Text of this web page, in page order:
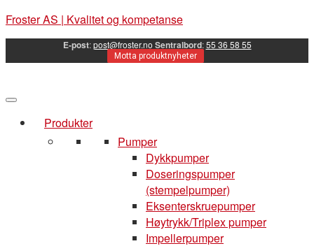
Froster AS | Kvalitet og kompetanse
E-post:post@froster.no Sentralbord:55 36 58 55
Motta produktnyheter
Produkter
Pumper
Dykkpumper
Doseringspumper
(stempelpumper)
Eksenterskruepumper
Høytrykk/Triplex pumper
Impellerpumper